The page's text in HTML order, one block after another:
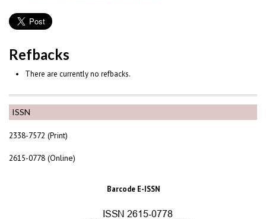
ISSN
2338-7572 (Print)
2615-0778 (Online)
Barcode E-ISSN
Refbacks
There are currently no refbacks.